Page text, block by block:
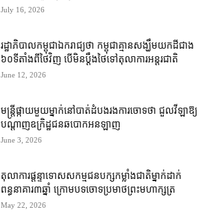
July 16, 2026
រដ្ឋាភិបាល​កម្ពុជា​ឯករាជ្យ​ថា កម្ពុជា​គ្មាន​សង្ឃឹម​យក​ដី​ជាង
៦០​ទីតាំង​ពី​ថៃ​វិញ បើ​មិន​ប្ដឹង​ថៃ​ទៅ​តុលាការ​អន្តរជាតិ
June 12, 2026
មន្ត្រី​​ផ្កាយ​មួយ​ម្នាក់​នៅ​បាត់ដំបង​រង​ការ​ចោទ​ថា ជួល​វីឡា​ឱ្យ​
បណ្ដាញ​ឧក្រិដ្ឋជន​ឆបោក​អនឡាញ
June 3, 2026
តុលាការ​ផ្ដន្ទាទោស​សកម្មជន​បក្ស​កម្លាំង​ជាតិ​ម្នាក់​ដាក់​
ពន្ធនាគារ​៣​ឆ្នាំ ក្រោម​បទ​ចោទ​ប្រមាថ​ព្រះមហាក្សត្រ
May 22, 2026